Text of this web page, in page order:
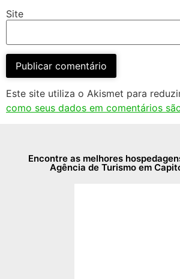
Site
Este site utiliza o Akismet para
como seus dados em comentários
Encontre as melhores
Agência de Turismo em